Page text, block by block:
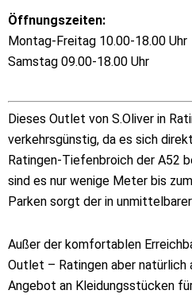
Öffnungszeiten:
Montag-Freitag 10.00-18.00 Uhr
Samstag 09.00-18.00 Uhr
Dieses Outlet von S.Oliver in
verkehrsgünstig, da es sich
Ratingen-Tiefenbroich der A52
sind es nur wenige Meter bis
Parken sorgt der in
Außer der komfortablen
Outlet – Ratingen aber natürlich
Angebot an Kleidungsstücken